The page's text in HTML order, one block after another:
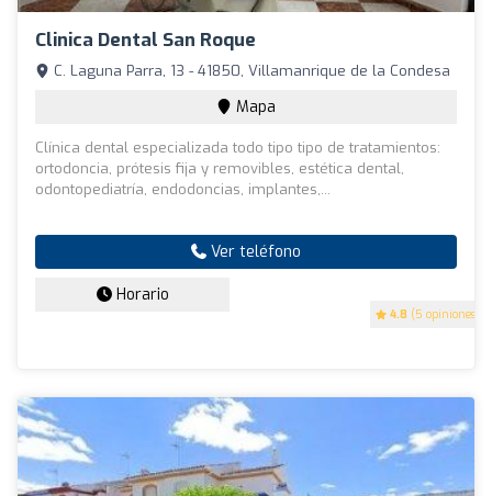
Clinica Dental San Roque
4.8 (5 opiniones)
C. Laguna Parra, 13 - 41850, Villamanrique de la Condesa
Mapa
Clínica dental especializada todo tipo tipo de tratamientos:
ortodoncia, prótesis fija y removibles, estética dental,
odontopediatría, endodoncias, implantes,...
Ver teléfono
Horario